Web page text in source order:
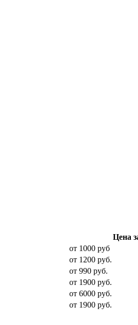
Цена
от 1000 руб
от 1200 руб.
от 990 руб.
от 1900 руб.
от 6000 руб.
от 1900 руб.